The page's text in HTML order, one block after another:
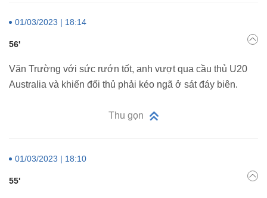
01/03/2023 | 18:14
56'
Văn Trường với sức rướn tốt, anh vượt qua cầu thủ U20
Australia và khiến đối thủ phải kéo ngã ở sát đáy biên.
Thu gọn
01/03/2023 | 18:10
55'